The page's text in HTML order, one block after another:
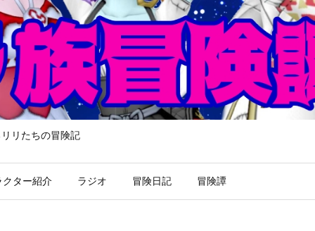
リたちの冒険記
クター紹介 ラジオ 冒険日記 冒険譚